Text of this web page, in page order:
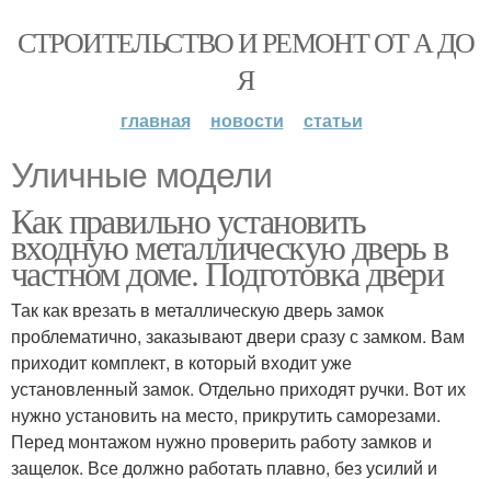
СТРОИТЕЛЬСТВО И РЕМОНТ ОТ А ДО
Я
главная новости статьи
Уличные модели
Как правильно установить
входную металлическую дверь в
частном доме. Подготовка двери
Так как врезать в металлическую дверь замок
проблематично, заказывают двери сразу с замком. Вам
приходит комплект, в который входит уже
установленный замок. Отдельно приходят ручки. Вот их
нужно установить на место, прикрутить саморезами.
Перед монтажом нужно проверить работу замков и
защелок. Все должно работать плавно, без усилий и